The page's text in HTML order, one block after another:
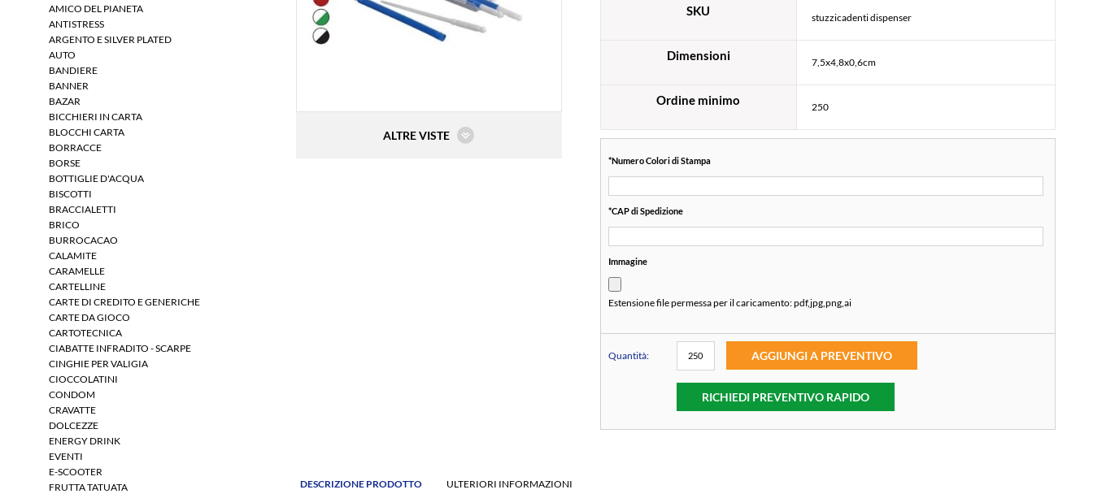
ALTRE VISTE
SKU stuzzicadenti dispenser
Dimensioni 7,5x4,8x0,6cm
Ordine minimo 250
*Numero Colori di Stampa
*CAP di Spedizione
Immagine
Estensione file permessa per il caricamento:pdf,jpg,png,ai
Quantità: AGGIUNGI A PREVENTIVO
RICHIEDI PREVENTIVO RAPIDO
DESCRIZIONE PRODOTTO ULTERIORI INFORMAZIONI
AMICO DEL PIANETA
ANTISTRESS
ARGENTO E SILVER PLATED
AUTO
BANDIERE
BANNER
BAZAR
BICCHIERI IN CARTA
BLOCCHI CARTA
BORRACCE
BORSE
BOTTIGLIE D'ACQUA
BISCOTTI
BRACCIALETTI
BRICO
BURROCACAO
CALAMITE
CARAMELLE
CARTELLINE
CARTE DI CREDITO E GENERICHE
CARTE DA GIOCO
CARTOTECNICA
CIABATTE INFRADITO - SCARPE
CINGHIE PER VALIGIA
CIOCCOLATINI
CONDOM
CRAVATTE
DOLCEZZE
ENERGY DRINK
EVENTI
E-SCOOTER
FRUTTA TATUATA